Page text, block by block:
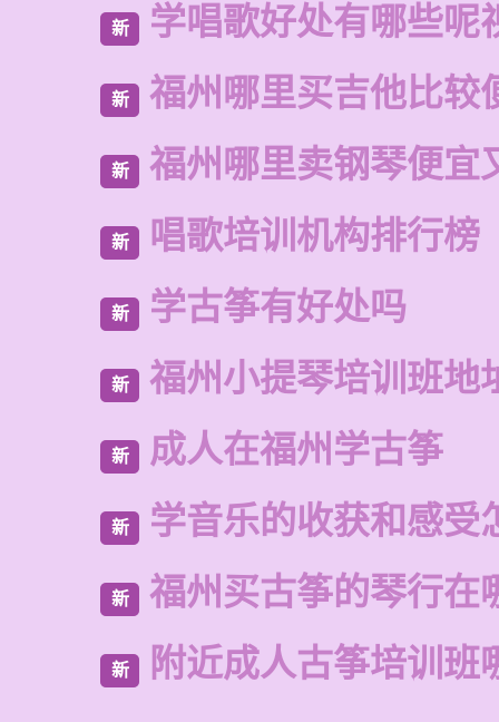
新 学唱歌好处有哪些呢
新 福州哪里买吉他比较
新 福州哪里卖钢琴便宜
新 唱歌培训机构排行榜
新 学古筝有好处吗
新 福州小提琴培训班地
新 成人在福州学古筝
新 学音乐的收获和感受
新 福州买古筝的琴行在
新 附近成人古筝培训班